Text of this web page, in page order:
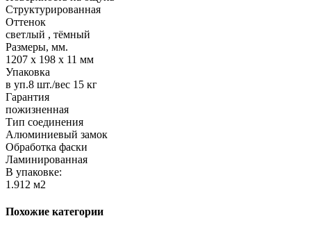
Структурированная
Оттенок
светлый , тёмный
Размеры, мм.
1207 х 198 х 11 мм
Упаковка
в уп.8 шт./вес 15 кг
Гарантия
пожизненная
Тип соединения
Алюминиевый замок
Обработка фаски
Ламинированная
В упаковке:
1.912 м2
Похожие категории